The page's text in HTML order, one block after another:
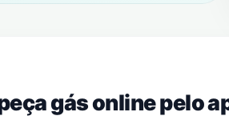
gás online pelo